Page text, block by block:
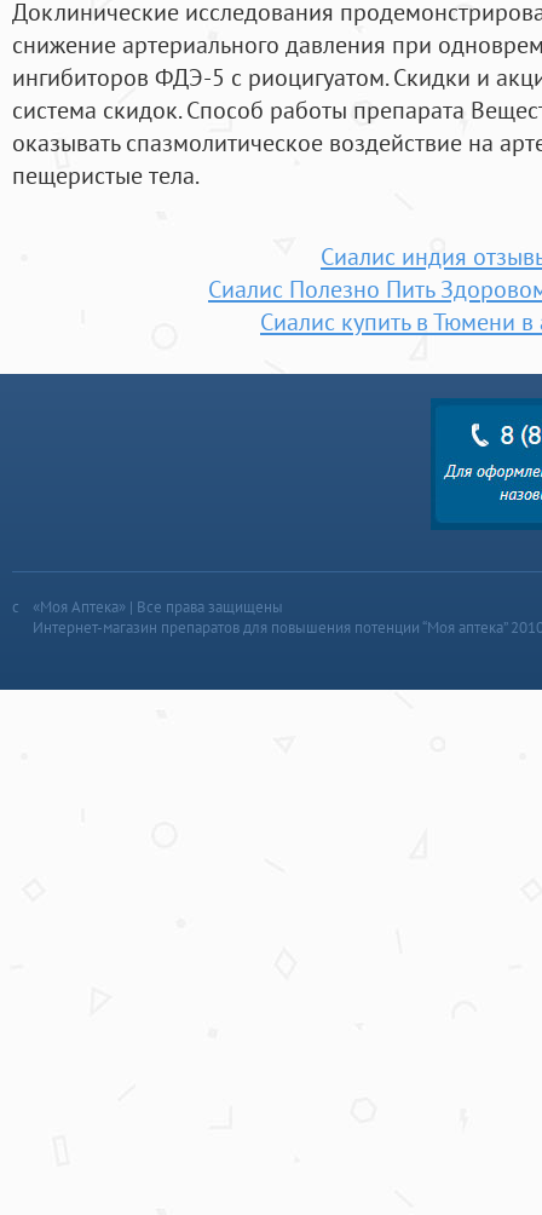
Доклинические исследования
снижение артериального давления при
ингибиторов ФДЭ-5 с риоцигуатом. Скидки и
система скидок. Способ работы препарата
оказывать спазмолитическое воздействие на
пещеристые тела.
Сиалис индия
Сиалис Полезно Пить
Сиалис купить в Тюмени в
«Моя Аптека» | Все права защищены
Интернет-магазин препаратов для повышения потенции “Моя аптека”